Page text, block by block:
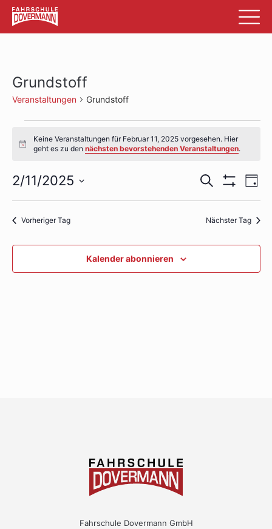
Grundstoff
Veranstaltungen Grundstoff
Veranstaltungen
für
Februar
11,
2025
Hinweis
Keine Veranstaltungen für Februar 11, 2025 vorgesehen. Hier
geht es zu dennächsten bevorstehenden Veranstaltungen.
Suche
und
Suche
Anzeigen
Tag
2/11/2025
Vorheriger Tag Nächster Tag
Kalender abonnieren
Fahrschule Dovermann GmbH